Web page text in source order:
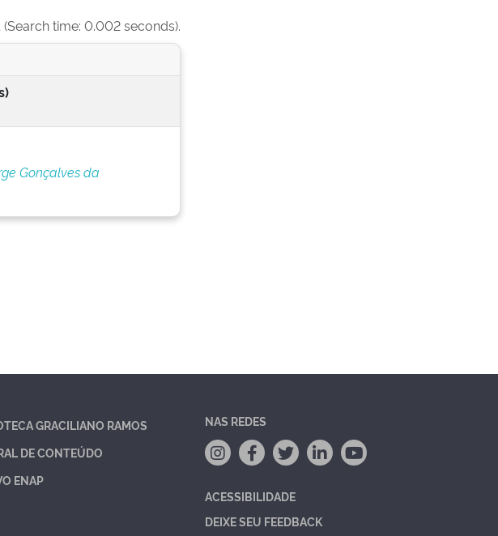
(Search time: 0.002 seconds).
Gonçalves da
GRACILIANO RAMOS
DE CONTEÚDO
ENAP
NAS REDES
ACESSIBILIDADE
DEIXE SEU FEEDBACK